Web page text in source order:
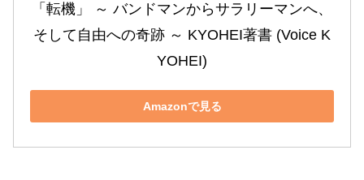
「転機」 ～ バンドマンからサラリーマンへ、
そして自由への奇跡 ～ KYOHEI著書 (Voice K
YOHEI)
Amazonで見る